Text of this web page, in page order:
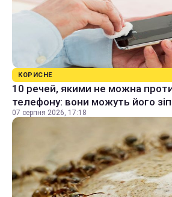
КОРИСНЕ
10 речей, якими не можна
телефону: вони можуть його
07 серпня 2026, 17:18